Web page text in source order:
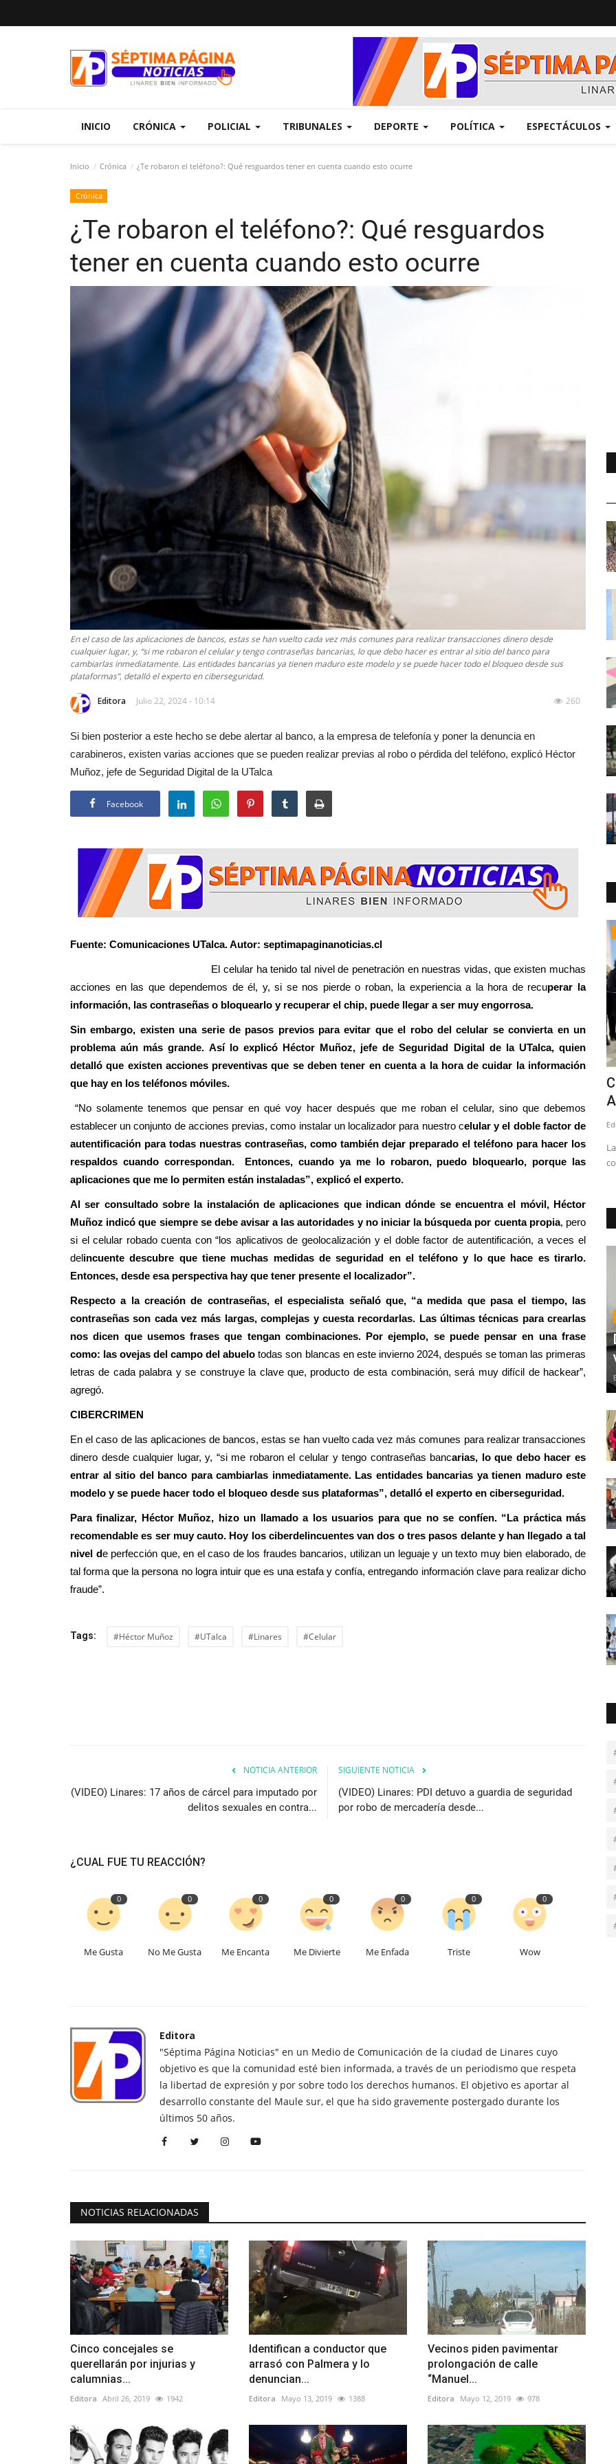
INICIO CRÓNICA POLICIAL TRIBUNALES DEPORTE POLÍTICA ESPECTÁCULOS
Inicio Crónica ¿Te robaron el teléfono?: Qué resguardos tener en cuenta cuando esto ocurre
Crónica
¿Te robaron el teléfono?: Qué resguardos
tener en cuenta cuando esto ocurre
En el caso de las aplicaciones de bancos, estas se han vuelto cada vez más comunes para realizar transacciones dinero desde
cualquier lugar, y, “si me robaron el celular y tengo contraseñas bancarias, lo que debo hacer es entrar al sitio del banco para
cambiarlas inmediatamente. Las entidades bancarias ya tienen maduro este modelo y se puede hacer todo el bloqueo desde sus
plataformas”, detalló el experto en ciberseguridad.
Editora Julio 22, 2024 - 10:14 260
Si bien posterior a este hecho se debe alertar al banco, a la empresa de telefonía y poner la denuncia en
carabineros, existen varias acciones que se pueden realizar previas al robo o pérdida del teléfono, explicó Héctor
Muñoz, jefe de Seguridad Digital de la UTalca
Facebook
Fuente: Comunicaciones UTalca. Autor: septimapaginanoticias.cl
El celular ha tenido tal nivel de penetración en nuestras vidas, que existen muchas
acciones en las que dependemos de él, y, si se nos pierde o roban, la experiencia a la hora de recuperar la
información, las contraseñas o bloquearlo y recuperar el chip, puede llegar a ser muy engorrosa.
Sin embargo, existen una serie de pasos previos para evitar que el robo del celular se convierta en un
problema aún más grande. Así lo explicó Héctor Muñoz, jefe de Seguridad Digital de la UTalca, quien
detalló que existen acciones preventivas que se deben tener en cuenta a la hora de cuidar la información
que hay en los teléfonos móviles.
“No solamente tenemos que pensar en qué voy hacer después que me roban el celular, sino que debemos
establecer un conjunto de acciones previas, como instalar un localizador para nuestro celular y el doble factor de
autentificación para todas nuestras contraseñas, como también dejar preparado el teléfono para hacer los
respaldos cuando correspondan. Entonces, cuando ya me lo robaron, puedo bloquearlo, porque las
aplicaciones que me lo permiten están instaladas”, explicó el experto.
Al ser consultado sobre la instalación de aplicaciones que indican dónde se encuentra el móvil, Héctor
Muñoz indicó que siempre se debe avisar a las autoridades y no iniciar la búsqueda por cuenta propia, pero
si el celular robado cuenta con “los aplicativos de geolocalización y el doble factor de autentificación, a veces el
delincuente descubre que tiene muchas medidas de seguridad en el teléfono y lo que hace es tirarlo.
Entonces, desde esa perspectiva hay que tener presente el localizador”.
Respecto a la creación de contraseñas, el especialista señaló que, “a medida que pasa el tiempo, las
contraseñas son cada vez más largas, complejas y cuesta recordarlas. Las últimas técnicas para crearlas
nos dicen que usemos frases que tengan combinaciones. Por ejemplo, se puede pensar en una frase
como: las ovejas del campo del abuelo todas son blancas en este invierno 2024, después se toman las primeras
letras de cada palabra y se construye la clave que, producto de esta combinación, será muy difícil de hackear”,
agregó.
CIBERCRIMEN
En el caso de las aplicaciones de bancos, estas se han vuelto cada vez más comunes para realizar transacciones
dinero desde cualquier lugar, y, “si me robaron el celular y tengo contraseñas bancarias, lo que debo hacer es
entrar al sitio del banco para cambiarlas inmediatamente. Las entidades bancarias ya tienen maduro este
modelo y se puede hacer todo el bloqueo desde sus plataformas”, detalló el experto en ciberseguridad.
Para finalizar, Héctor Muñoz, hizo un llamado a los usuarios para que no se confíen. “La práctica más
recomendable es ser muy cauto. Hoy los ciberdelincuentes van dos o tres pasos delante y han llegado a tal
nivel de perfección que, en el caso de los fraudes bancarios, utilizan un leguaje y un texto muy bien elaborado, de
tal forma que la persona no logra intuir que es una estafa y confía, entregando información clave para realizar dicho
fraude”.
Tags: #Héctor Muñoz #UTalca #Linares #Celular
NOTICIA ANTERIOR
(VIDEO) Linares: 17 años de cárcel para imputado por
delitos sexuales en contra...
SIGUIENTE NOTICIA
(VIDEO) Linares: PDI detuvo a guardia de seguridad
por robo de mercadería desde...
¿CUAL FUE TU REACCIÓN?
0
Me Gusta
0
No Me Gusta
0
Me Encanta
0
Me Divierte
0
Me Enfada
0
Triste
0
Wow
Editora
"Séptima Página Noticias" en un Medio de Comunicación de la ciudad de Linares cuyo
objetivo es que la comunidad esté bien informada, a través de un periodismo que respeta
la libertad de expresión y por sobre todo los derechos humanos. El objetivo es aportar al
desarrollo constante del Maule sur, el que ha sido gravemente postergado durante los
últimos 50 años.
NOTICIAS RELACIONADAS
Cinco concejales se
querellarán por injurias y
calumnias...
Editora Abril 26, 2019 1942
Identifican a conductor que
arrasó con Palmera y lo
denuncian...
Editora Mayo 13, 2019 1388
Vecinos piden pavimentar
prolongación de calle
“Manuel...
Editora Mayo 12, 2019 978
(VIDEO) Recalentamiento de calefactor
habría provocado...
Editora Julio 9, 2026 666
El inmueble estaba sin moradores. Al lugar, kilómetro 17, se
trasladaron voluntarios...
segunda acusación...
Editora Julio 29, 2026 409
"El rol de un concejal es velar por la probidad y la
transparencia, y ante auditorías...